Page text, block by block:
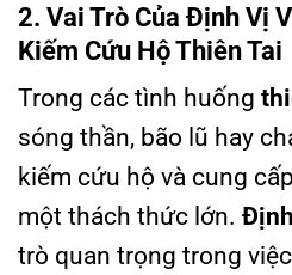
2. Vai Trò Của Định Vị
Kiếm Cứu Hộ Thiên Tai
Trong các tình huống
sóng thần, bão lũ hay
kiếm cứu hộ và cung
một thách thức lớn.
trò quan trọng trong